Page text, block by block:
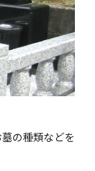
の種類などを